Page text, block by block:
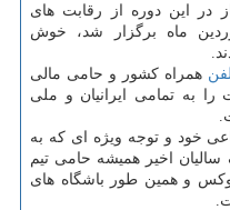
رنگارنگ و ۱۹۴ امتیاز در این دوره از رقابت های
در ایام ۲۴ و ۲۵ فروردین ماه برگزار شد، خوش
همراه کشور و حامی مالی
به تمامی ایرانیان و ملی
خود و توجه ویژه ای که به
اخیر همیشه حامی تیم
و همین طور باشگاه های